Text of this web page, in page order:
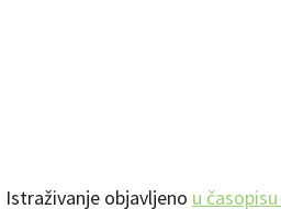
Istraživanje objavljeno u